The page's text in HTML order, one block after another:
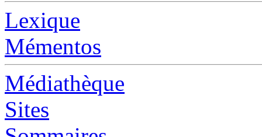
Lexique
Mémentos
Médiathèque
Sites